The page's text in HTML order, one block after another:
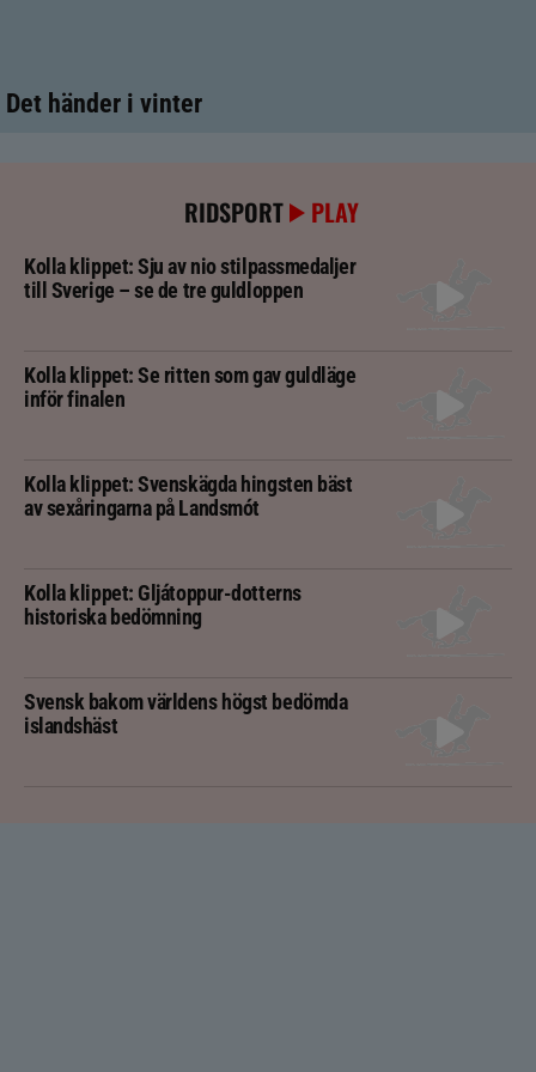
Det händer i vinter
RIDSPORT PLAY
Kolla klippet: Sju av nio stilpassmedaljer
till Sverige – se de tre guldloppen
Kolla klippet: Se ritten som gav guldläge
inför finalen
Kolla klippet: Svenskägda hingsten bäst
av sexåringarna på Landsmót
Kolla klippet: Gljátoppur-dotterns
historiska bedömning
Svensk bakom världens högst bedömda
islandshäst